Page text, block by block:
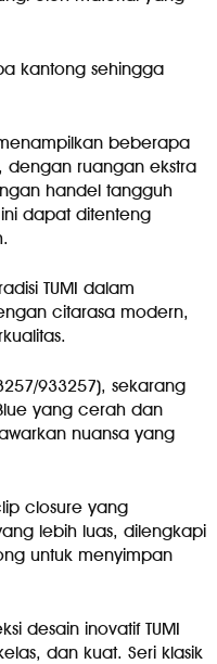
kantong sehingga
beberapa
dengan ruangan ekstra
handel tangguh
dapat ditenteng
TUMI dalam
citarasa modern,
933257), sekarang
yang cerah dan
nuansa yang
closure yang
lebih luas, dilengkapi
untuk menyimpan
desain inovatif TUMI
dan kuat. Seri klasik